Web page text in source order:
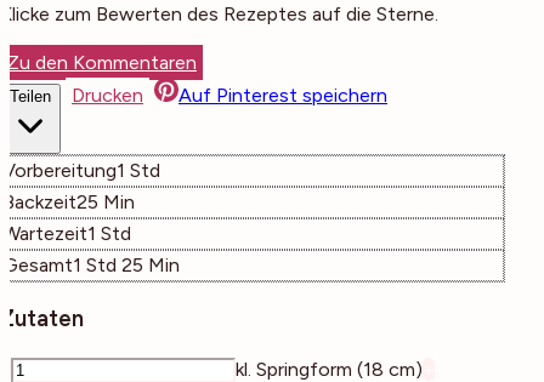
Klicke zum Bewerten des Rezeptes auf die Sterne.
Zu den Kommentaren
Teilen Drucken Auf Pinterest speichern
Vorbereitung1 Stunde
Std
Backzeit25 Minuten
Min
Wartezeit1 Stunde
Std
Gesamt1 Stunde
Std 25 Minuten
Min
Zutaten
kl. Springform (18 cm)